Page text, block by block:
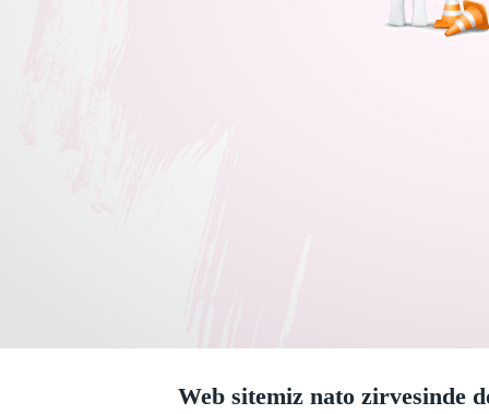
Web sitemiz nato zirvesinde